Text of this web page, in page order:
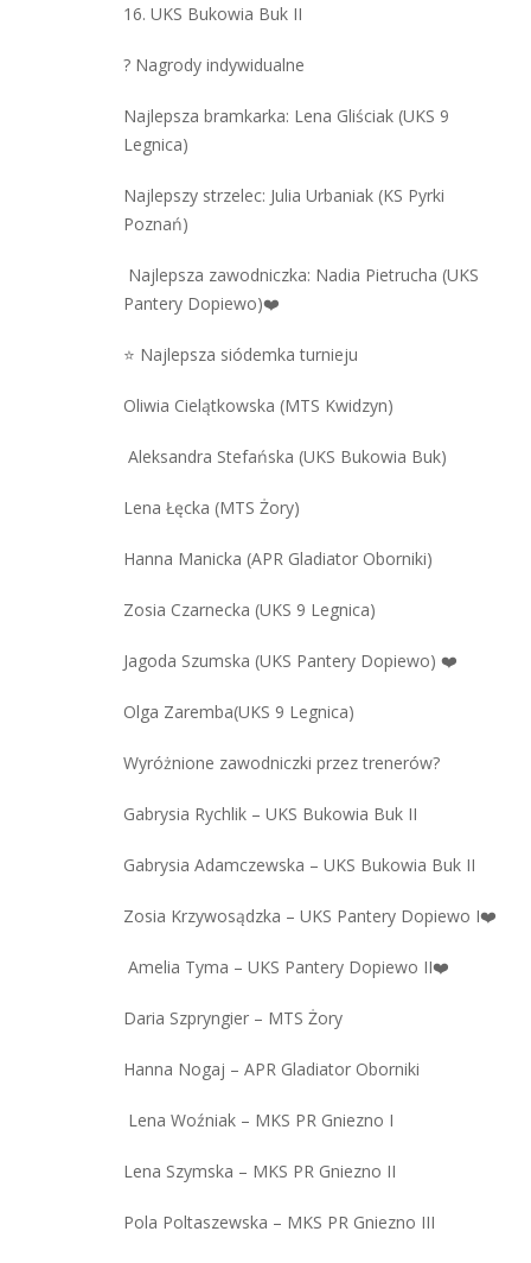
16. UKS Bukowia Buk II
? Nagrody indywidualne
Najlepsza bramkarka: Lena Gliściak (UKS 9
Legnica)
Najlepszy strzelec: Julia Urbaniak (KS Pyrki
Poznań)
Najlepsza zawodniczka: Nadia Pietrucha (UKS
Pantery Dopiewo)❤️
⭐ Najlepsza siódemka turnieju
Oliwia Cielątkowska (MTS Kwidzyn)
Aleksandra Stefańska (UKS Bukowia Buk)
Lena Łęcka (MTS Żory)
Hanna Manicka (APR Gladiator Oborniki)
Zosia Czarnecka (UKS 9 Legnica)
Jagoda Szumska (UKS Pantery Dopiewo) ❤️
Olga Zaremba(UKS 9 Legnica)
Wyróżnione zawodniczki przez trenerów?
Gabrysia Rychlik – UKS Bukowia Buk II
Gabrysia Adamczewska – UKS Bukowia Buk II
Zosia Krzywosądzka – UKS Pantery Dopiewo I❤️
Amelia Tyma – UKS Pantery Dopiewo II❤️
Daria Szpryngier – MTS Żory
Hanna Nogaj – APR Gladiator Oborniki
Lena Woźniak – MKS PR Gniezno I
Lena Szymska – MKS PR Gniezno II
Pola Poltaszewska – MKS PR Gniezno III